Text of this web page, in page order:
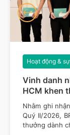
Vinh danh
HCM khen
Hoạt động &
Nhằm ghi
Quý II/2026,
thưởng dành